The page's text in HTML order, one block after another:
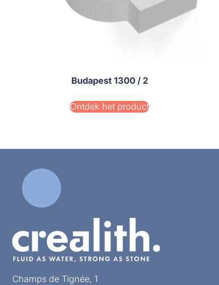
Budapest 1300 / 2
Ontdek het product
Champs de Tignée, 1